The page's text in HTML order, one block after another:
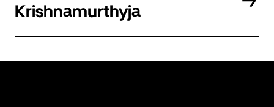
Krishnamurthyja